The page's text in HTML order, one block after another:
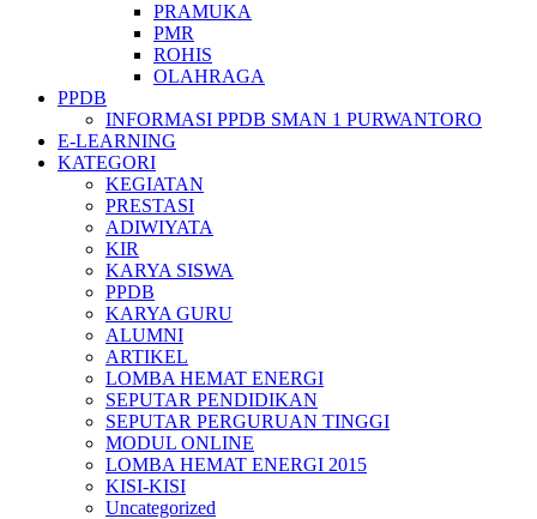
PRAMUKA
PMR
ROHIS
OLAHRAGA
PPDB
INFORMASI PPDB SMAN 1 PURWANTORO
E-LEARNING
KATEGORI
KEGIATAN
PRESTASI
ADIWIYATA
KIR
KARYA SISWA
PPDB
KARYA GURU
ALUMNI
ARTIKEL
LOMBA HEMAT ENERGI
SEPUTAR PENDIDIKAN
SEPUTAR PERGURUAN TINGGI
MODUL ONLINE
LOMBA HEMAT ENERGI 2015
KISI-KISI
Uncategorized